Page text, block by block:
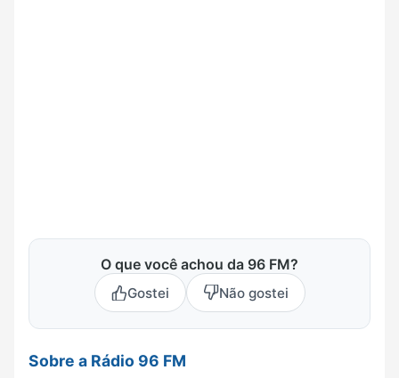
O que você achou da 96 FM?
Gostei Não gostei
Sobre a Rádio 96 FM